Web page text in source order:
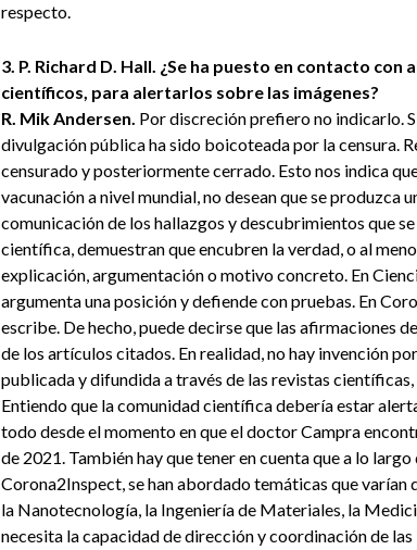
respecto.
3. P. Richard D. Hall. ¿Se ha puesto en contacto
científicos, para alertarlos sobre las imágenes?
R. Mik Andersen. Por discreción prefiero no indicarlo.
divulgación pública ha sido boicoteada por la censura.
censurado y posteriormente cerrado. Esto nos indica
vacunación a nivel mundial, no desean que se
comunicación de los hallazgos y descubrimientos que
científica, demuestran que encubren la verdad, o al
explicación, argumentación o motivo concreto. En
argumenta una posición y defiende con pruebas. En
escribe. De hecho, puede decirse que las afirmaciones
de los artículos citados. En realidad, no hay invención
publicada y difundida a través de las revistas
Entiendo que la comunidad científica debería estar
todo desde el momento en que el doctor Campra
de 2021. También hay que tener en cuenta que a lo
Corona2Inspect, se han abordado temáticas que
la Nanotecnología, la Ingeniería de Materiales, la
necesita la capacidad de dirección y coordinación de